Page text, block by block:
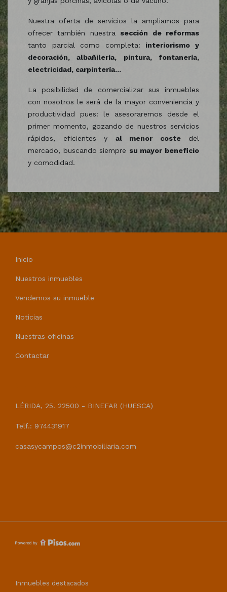
Nuestra oferta de servicios la ampliamos para
ofrecer también nuestra sección de reformas
tanto parcial como completa: interiorismo y
decoración, albañilería, pintura, fontanería,
electricidad, carpintería...
La posibilidad de comercializar sus inmuebles
con nosotros le será de la mayor conveniencia y
productividad pues: le asesoraremos desde el
primer momento, gozando de nuestros servicios
rápidos, eficientes y al menor costedel
mercado, buscando siempre su mayor beneficio
y comodidad.
Inicio
Nuestros inmuebles
Vendemos su inmueble
Noticias
Nuestras oficinas
Contactar
LÉRIDA, 25. 22500 - BINEFAR (HUESCA)
Telf.: 974431917
casasycampos@c2inmobiliaria.com
Inmuebles destacados